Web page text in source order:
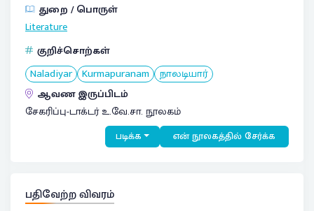
துறை / பொருள்
Literature
குறிச்சொற்கள்
Naladiyar Kurmapuranam நாலடியார்
ஆவண இருப்பிடம்
சேகரிப்பு-டாக்டர் உ.வே.சா. நூலகம்
படிக்க என் நூலகத்தில் சேர்க்க
பதிவேற்ற விவரம்